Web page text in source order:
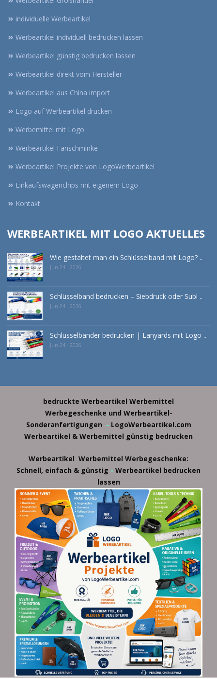
individuelle Werbeartikel
Werbeartikel individuell bedrucken lassen
Werbeartikel günstig bedrucken lassen
Werbeartikel direkt vom Hersteller
Werbeartikel aus China import
Logo auf Werbeartikel drucken
Werbemittel mit Logo
Werbeartikel Fanschminke
Werbeartikel Projekte von LogoWerbeartikel
Einkaufswagenchips mit eigenem Logo
Kontakt
WERBEARTIKEL MIT LOGO AKTUELLES
Wie gestaltet man ein Schlüsselband mit Logo? ..
Jun 24 - 2026
Schlüsselband bedrucken – Siebdruck oder Subl ..
Jun 24 - 2026
Schlüsselbänder bedrucken | Lanyards mit Logo ..
Jun 24 - 2026
bedruckte Werbeartikel Werbemittel
Werbegeschenke und Werbeartikel-
Sonderanfertigungen - LogoWerbeartikel.com
Werbeartikel & Werbemittel günstig bedrucken
Werbeartikel Werbemittel Werbegeschenke:
Schnell, einfach & günstig - Werbeartikel bedrucken
lassen